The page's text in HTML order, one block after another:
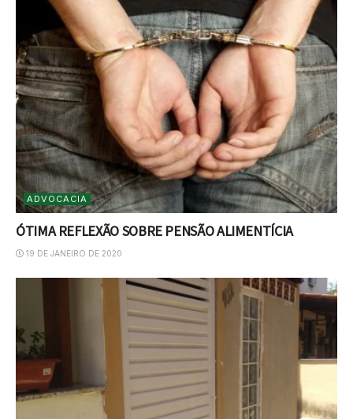
ADVOCACIA
ÓTIMA REFLEXÃO SOBRE PENSÃO ALIMENTÍCIA
19 DE JANEIRO DE 2020